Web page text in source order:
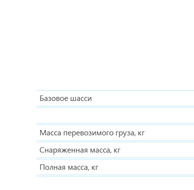
Базовое шасси
Масса перевозимого груза, кг
Снаряженная масса, кг
Полная масса, кг